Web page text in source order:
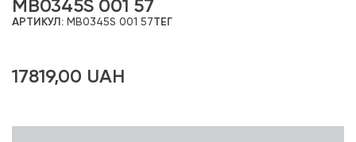
MB0345S 001 57
АРТИКУЛ: MB0345S 001 57ТЕГ
17819,00 UAH